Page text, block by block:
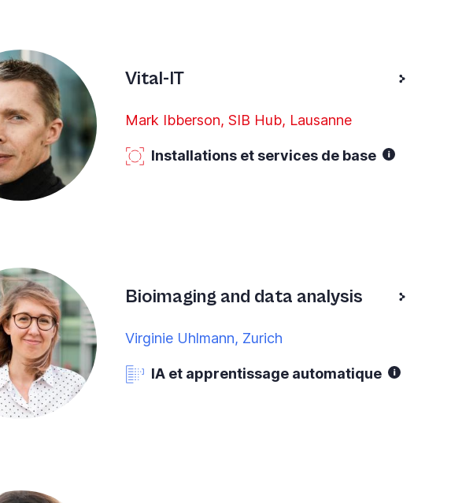
Vital-IT
Mark Ibberson, SIB Hub, Lausanne
Installations et services de base
Bioimaging and data analysis
Virginie Uhlmann, Zurich
IA et apprentissage automatique